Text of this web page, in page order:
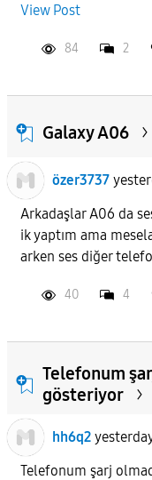
View Post
84 2
Galaxy A06
özer3737
Arkadaşlar A06 da
ik yaptım ama
arken ses diğer
40 4
Telefonum
gösteriyor
hh6q2
Telefonum şarj